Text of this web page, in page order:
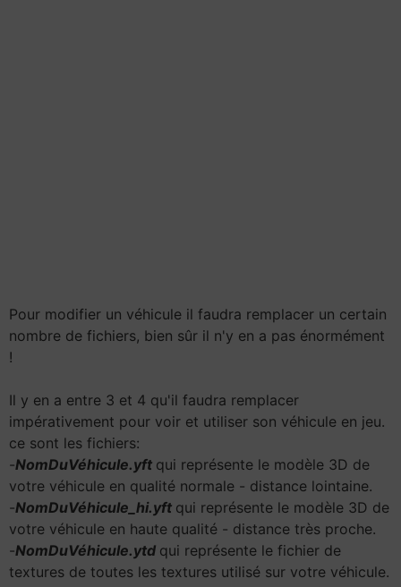
Pour modifier un véhicule il faudra remplacer un certain
nombre de fichiers, bien sûr il n'y en a pas énormément
!
Il y en a entre 3 et 4 qu'il faudra remplacer
impérativement pour voir et utiliser son véhicule en jeu.
ce sont les fichiers:
-NomDuVéhicule.yft qui représente le modèle 3D de
votre véhicule en qualité normale - distance lointaine.
-NomDuVéhicule_hi.yft qui représente le modèle 3D de
votre véhicule en haute qualité - distance très proche.
-NomDuVéhicule.ytd qui représente le fichier de
textures de toutes les textures utilisé sur votre véhicule.